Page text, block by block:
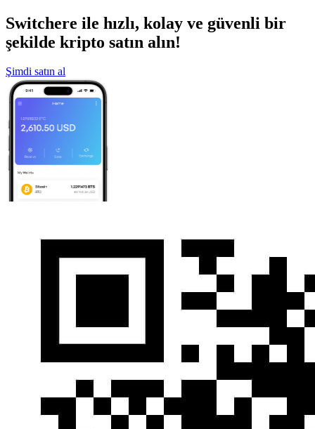
Switchere ile hızlı, kolay ve güvenli bir
şekilde kripto satın alın!
Şimdi satın al